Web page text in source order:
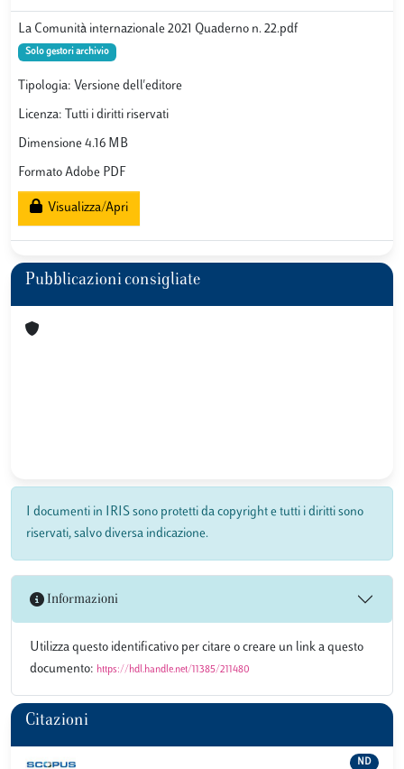
La Comunità internazionale 2021 Quaderno n. 22.pdf
Solo gestori archivio
Tipologia: Versione dell'editore
Licenza: Tutti i diritti riservati
Dimensione 4.16 MB
Formato Adobe PDF
Visualizza/Apri
Pubblicazioni consigliate
I documenti in IRIS sono protetti da copyright e tutti i diritti sono
riservati, salvo diversa indicazione.
Informazioni
Utilizza questo identificativo per citare o creare un link a questo
documento: https://hdl.handle.net/11385/211480
Citazioni
ND